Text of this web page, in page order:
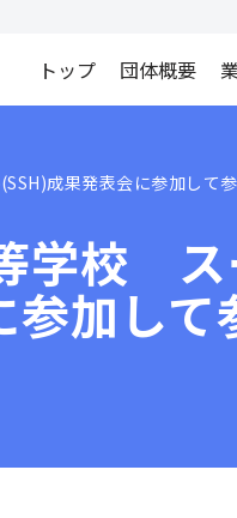
トップ 団体概要
成果発表会に参加して参
校 ス
加して